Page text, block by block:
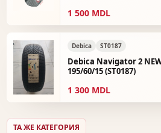
1 500 MDL
Debica ST0187
Debica Navigator 2
195/60/15 (ST0187)
1 300 MDL
ТА ЖЕ КАТЕГОРИЯ